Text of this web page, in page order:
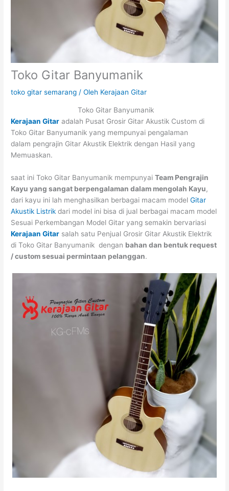
Toko Gitar Banyumanik
toko gitar semarang / Oleh Kerajaan Gitar
Toko Gitar Banyumanik
Kerajaan Gitar adalah Pusat Grosir Gitar Akustik Custom di
Toko Gitar Banyumanik yang mempunyai pengalaman
dalam pengrajin Gitar Akustik Elektrik dengan Hasil yang
Memuaskan.
saat ini Toko Gitar Banyumanik mempunyaiTeam Pengrajin
Kayu yang sangat berpengalaman dalam mengolah Kayu,
dari kayu ini lah menghasilkan berbagai macam modelGitar
Akustik Listrik dari model ini bisa di jual berbagai macam model
Sesuai Perkembangan Model Gitar yang semakin bervariasi
Kerajaan Gitar salah satu Penjual Grosir Gitar Akustik Elektrik
di Toko Gitar Banyumanik dengan bahan dan bentuk request
/ custom sesuai permintaan pelanggan.